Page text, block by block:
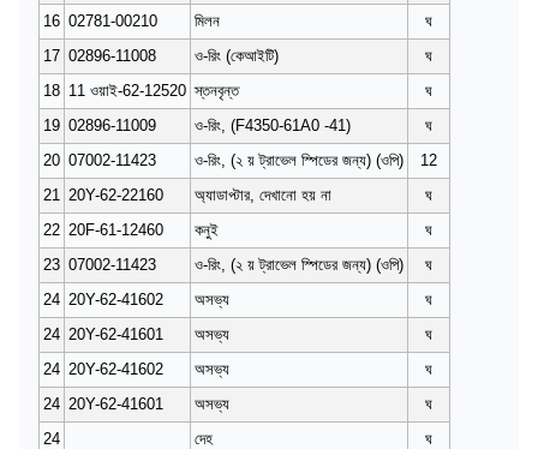
16 02781-00210 মিলন
ঘ
17 02896-11008 ও-রিং (কেআইটি)
ঘ
18 11 ওয়াই-62-12520 স্তনবৃন্ত
ঘ
19 02896-11009 ও-রিং, (F4350-61A0 -41)
ঘ
20 07002-11423 ও-রিং, (২ য় ট্রাভেল স্পিডের জন্য) (ওপি)
12
21
20Y-62-22160 অ্যাডাপ্টার, দেখানো হয় না
ঘ
22 20F-61-12460 কনুই
ঘ
23 07002-11423 ও-রিং, (২ য় ট্রাভেল স্পিডের জন্য) (ওপি)
ঘ
24 20Y-62-41602 অসভ্য
ঘ
24 20Y-62-41601 অসভ্য
ঘ
24 20Y-62-41602 অসভ্য
ঘ
24 20Y-62-41601 অসভ্য
ঘ
24
দেহ
ঘ